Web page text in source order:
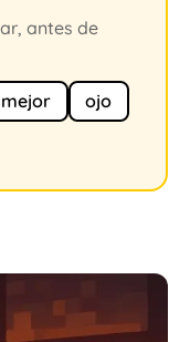
antes de
mejor
ojo